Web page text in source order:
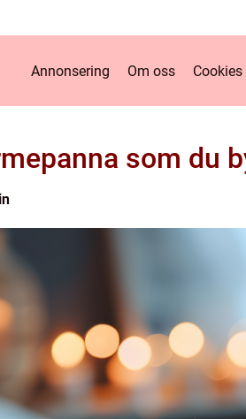
Annonsering Om oss Cookies
som du